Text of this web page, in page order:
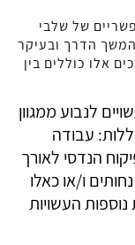
של שלבי
הדרך ובעיקר
אלו כוללים בין
לנבוע ממגוון
עבודה
הנדסי לאורך
ו/או כאלו
העשויות